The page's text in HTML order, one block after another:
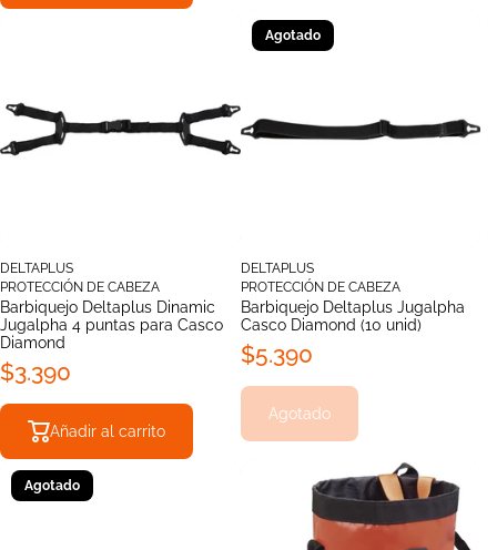
DELTAPLUS
PROTECCIÓN DE CABEZA
Barbiquejo Deltaplus Dinamic
Jugalpha 4 puntas para Casco
Diamond
$3.390
Añadir al carrito
Agotado
DELTAPLUS
PROTECCIÓN DE CABEZA
Barbiquejo Deltaplus Jugalpha
Casco Diamond (10 unid)
$5.390
Agotado
Agotado